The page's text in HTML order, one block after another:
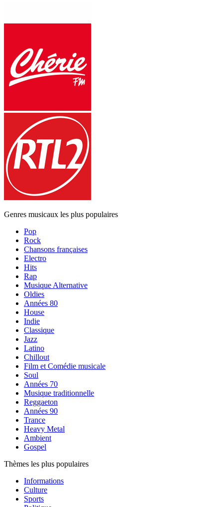
Genres musicaux les plus populaires
Pop
Rock
Chansons françaises
Electro
Hits
Rap
Musique Alternative
Oldies
Années 80
House
Indie
Classique
Jazz
Latino
Chillout
Film et Comédie musicale
Soul
Années 70
Musique traditionnelle
Reggaeton
Années 90
Trance
Heavy Metal
Ambient
Gospel
Thèmes les plus populaires
Informations
Culture
Sports